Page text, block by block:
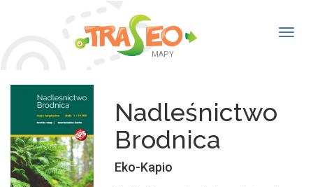
MAPY
Nadleśnictwo
Brodnica
Eko-Kapio